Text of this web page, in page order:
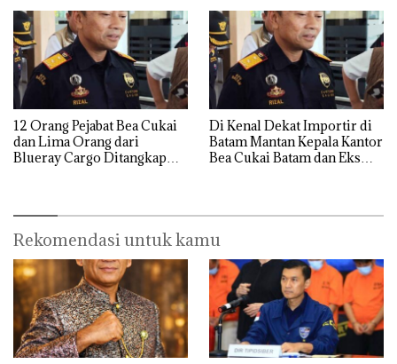
12 Orang Pejabat Bea Cukai
dan Lima Orang dari
Blueray Cargo Ditangkap
Di Kenal Dekat Importir di
Batam Mantan Kepala Kantor
Bea Cukai Batam dan Eks
Rekomendasi untuk kamu